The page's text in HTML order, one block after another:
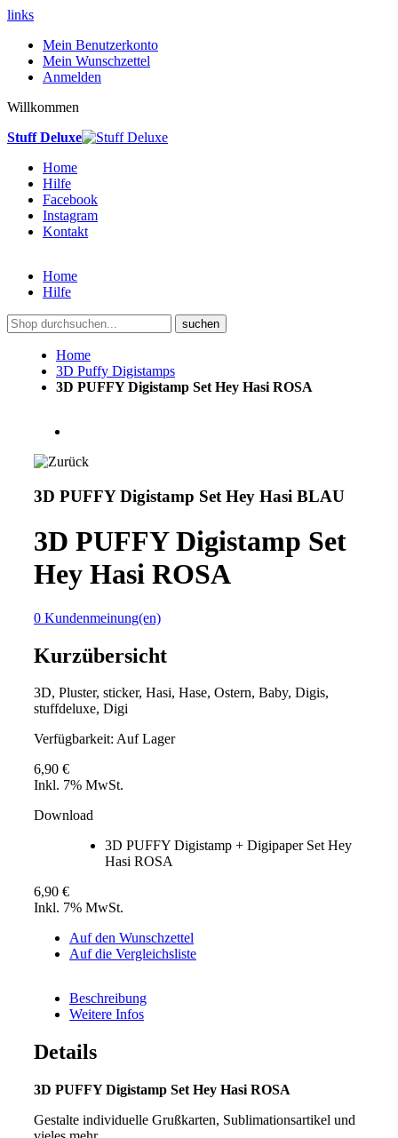
links
Mein Benutzerkonto
Mein Wunschzettel
Anmelden
Willkommen
Stuff Deluxe
Home
Hilfe
Facebook
Instagram
Kontakt
Home
Hilfe
suchen
Home
3D Puffy Digistamps
3D PUFFY Digistamp Set Hey Hasi ROSA
3D PUFFY Digistamp Set Hey Hasi BLAU
3D PUFFY Digistamp Set
Hey Hasi ROSA
0 Kundenmeinung(en)
Kurzübersicht
3D, Pluster, sticker, Hasi, Hase, Ostern, Baby, Digis,
stuffdeluxe, Digi
Verfügbarkeit: Auf Lager
6,90 €
Inkl. 7% MwSt.
Download
3D PUFFY Digistamp + Digipaper Set Hey
Hasi ROSA
6,90 €
Inkl. 7% MwSt.
Auf den Wunschzettel
Auf die Vergleichsliste
Beschreibung
Weitere Infos
Details
3D PUFFY Digistamp Set Hey Hasi ROSA
Gestalte individuelle Grußkarten, Sublimationsartikel und